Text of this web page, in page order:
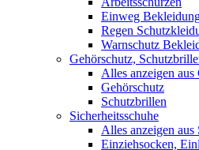
Einweg
Regen
Warnschutz
Gehörschutz,
Alles anzeigen
Gehörschutz
Schutzbrillen
Sicherheitsschuhe
Alles anzeigen aus
Einziehsocken,